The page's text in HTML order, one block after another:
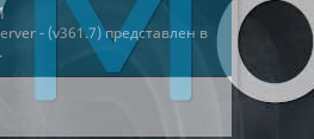
- (v361.7) представлен в
.